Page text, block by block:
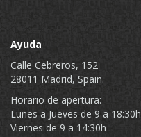
Ayuda
Calle Cebreros, 152
28011 Madrid, Spain.
Horario de apertura:
Lunes a Jueves de 9 a 18:30h
Viernes de 9 a 14:30h